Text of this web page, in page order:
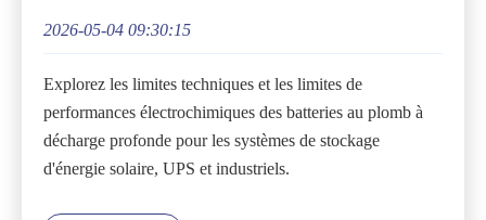
2026-05-04 09:30:15
Explorez les limites techniques et les limites de
performances électrochimiques des batteries au plomb à
décharge profonde pour les systèmes de stockage
d'énergie solaire, UPS et industriels.